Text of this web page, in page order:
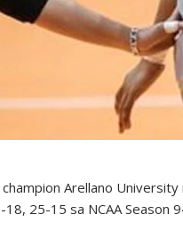
Arellano
25-15 sa NCAA Season